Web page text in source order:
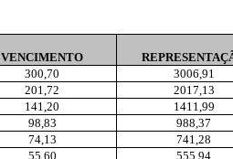
VENCIMENTO
300,70
3006,91
201,72
2017,13
141,20
1411,99
98,83
988,37
74,13
741,28
55,60
555,94